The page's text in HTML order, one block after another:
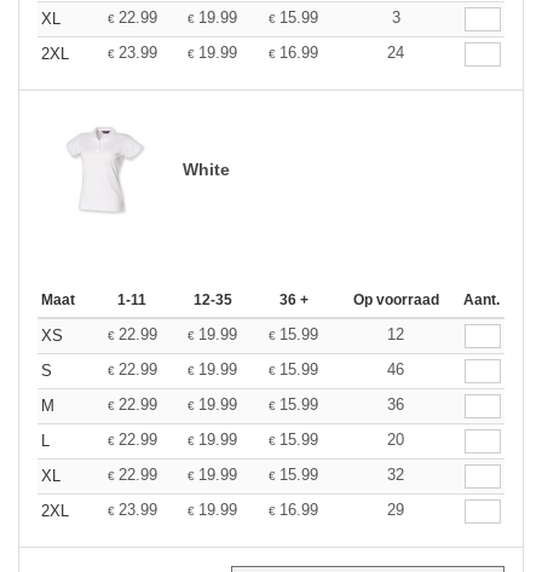
XL
€ 22.99 € 19.99 € 15.99
3
2XL
€ 23.99 € 19.99 € 16.99 24
White
Maat 1-11 12-35 36 + Op voorraad Aant.
XS € 22.99 € 19.99 € 15.99
12
S
€ 22.99 € 19.99 € 15.99
46
M
€ 22.99 € 19.99 € 15.99
36
L
€ 22.99 € 19.99 € 15.99
20
XL
€ 22.99 € 19.99 € 15.99
32
2XL
€ 23.99 € 19.99 € 16.99 29